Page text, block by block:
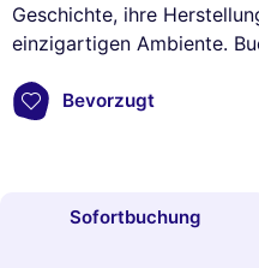
Geschichte, ihre
einzigartigen Ambiente.
Bevorzugt
Sofortbuchung